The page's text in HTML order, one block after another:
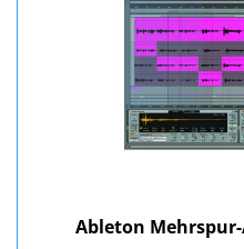
Ableton